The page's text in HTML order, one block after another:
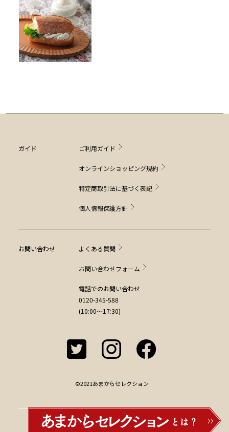
ガイド ご利用ガイド
オンラインショッピング規約
特定商取引法に基づく表記
個人情報保護方針
お問い合わせ よくある質問
お問い合わせフォーム
電話でのお問い合わせ
0120-345-588
(10:00～17:30)
©2021あまからセレクション